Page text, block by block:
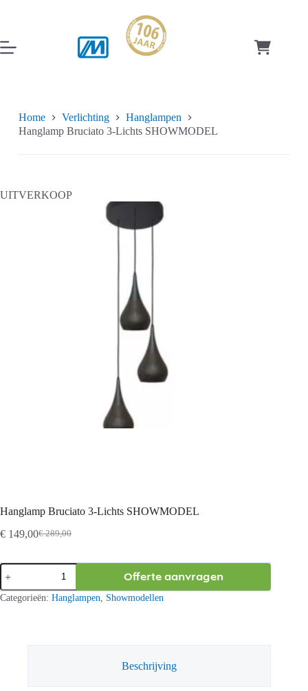
inhoud
Home Verlichting
Hanglampen
Hanglamp Bruciato 3-Lichts SHOWMODEL
UITVERKOOP
Hanglamp Bruciato 3-Lichts SHOWMODEL
€289,00
Oorspronkelijke
was:
€ 289,00.
€ 149,00Huidige
is:
€ 149,00.
Hanglamp
Bruciato
3-
Lichts
Offerte aanvragen
Categorieën: Hanglampen Showmodellen
Beschrijving